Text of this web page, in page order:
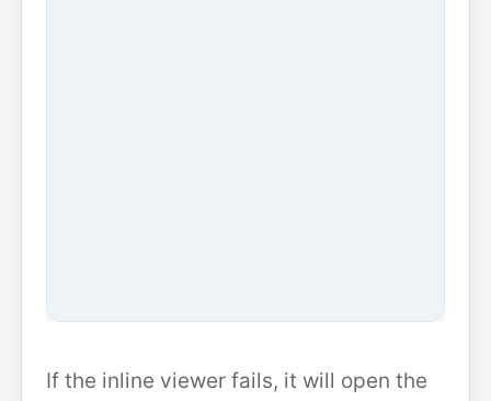
If the inline viewer fails, it will open the